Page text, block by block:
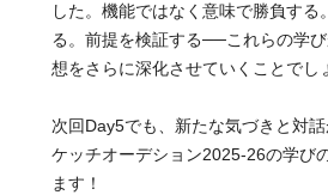
した。機能ではなく意味で勝負する
る。前提を検証する──これらの学
想をさらに深化させていくことでし
次回Day5でも、新たな気づきと対
ケッチオーデション2025-26の学び
ます！